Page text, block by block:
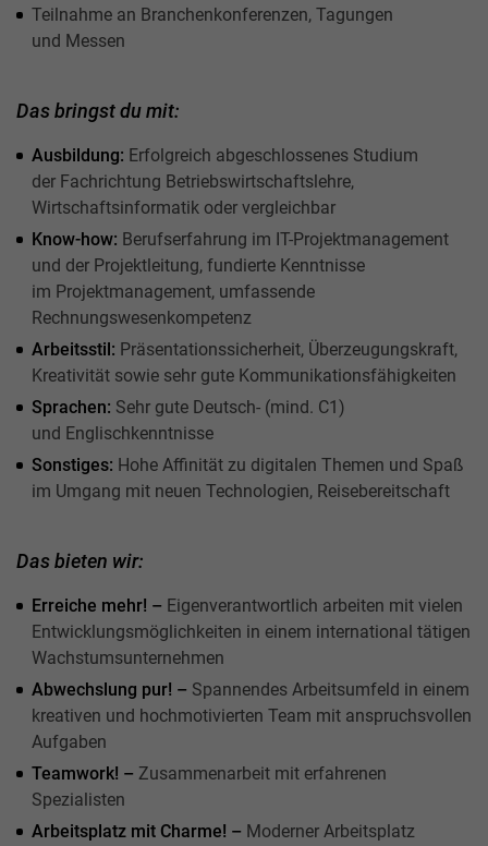
Teilnahme an Branchenkonferenzen, Tagungen
und Messen
Das bringst du mit:
Ausbildung: Erfolgreich abgeschlossenes Studium
der Fachrichtung Betriebswirtschaftslehre,
Wirtschaftsinformatik oder vergleichbar
Know-how: Berufserfahrung im IT-Projektmanagement
und der Projektleitung, fundierte Kenntnisse
im Projektmanagement, umfassende
Rechnungswesenkompetenz
Arbeitsstil: Präsentationssicherheit, Überzeugungskraft,
Kreativität sowie sehr gute Kommunikationsfähigkeiten
Sprachen: Sehr gute Deutsch- (mind. C1)
und Englischkenntnisse
Sonstiges: Hohe Affinität zu digitalen Themen und Spaß
im Umgang mit neuen Technologien, Reisebereitschaft
Das bieten wir:
Erreiche mehr! – Eigenverantwortlich arbeiten mit vielen
Entwicklungsmöglichkeiten in einem international tätigen
Wachstumsunternehmen
Abwechslung pur! – Spannendes Arbeitsumfeld in einem
kreativen und hochmotivierten Team mit anspruchsvollen
Aufgaben
Teamwork! – Zusammenarbeit mit erfahrenen
Spezialisten
Arbeitsplatz mit Charme! – Moderner Arbeitsplatz